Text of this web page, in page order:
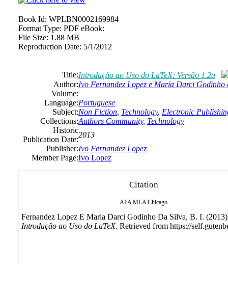
Book Id: WPLBN0002169984
Format Type: PDF eBook:
File Size: 1.88 MB
Reproduction Date: 5/1/2012
Title:Introdução ao Uso do LaTeX: Versão 1.2a
Author:Ivo Fernandez Lopez e Maria Darci Godinho
Volume:
Language:Portuguese
Subject:Non Fiction Technology, Electronic
Collections:Authors Community, Technology
Historic
Publication Date:
2013
Publisher:Ivo Fernandez Lopez
Member Page:Ivo Lopez
Citation
APA MLA Chicago
Fernandez Lopez E Maria Darci Godinho Da Silva, B. I.
Introdução ao Uso do LaTeX. Retrieved from https://